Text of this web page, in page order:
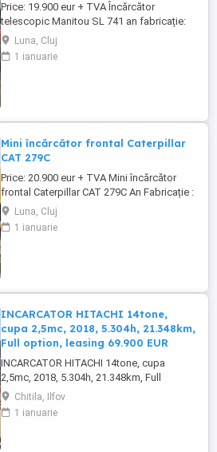
Price: 19.900 eur + TVA Încărcător
telescopic Manitou SL 741 an fabricație:
2008 ore de funcționare: 7.500 h
Caracteristici: cu telecomanda braț de 7 m
lungime, ridică 4 tone, 4X4, motor de
Luna, Cluj
1 ianuarie
Mini încărcător frontal Caterpillar
CAT 279C
Price: 20.900 eur + TVA Mini încărcător
frontal Caterpillar CAT 279C An Fabricație :
2015 ore de functionare: 4.296 h
Caracteristici: climă 5 tone motor 4 cil
comenzi prin joystick instalatie High Flow
Luna, Cluj
1 ianuarie
INCARCATOR HITACHI 14tone,
cupa 2,5mc, 2018, 5.304h, 21.348km,
Full option, leasing 69.900 EUR
INCARCATOR HITACHI 14tone, cupa
2,5mc, 2018, 5.304h, 21.348km, Full
option, leasing 69.900 EUR
Chitila, Ilfov
1 ianuarie